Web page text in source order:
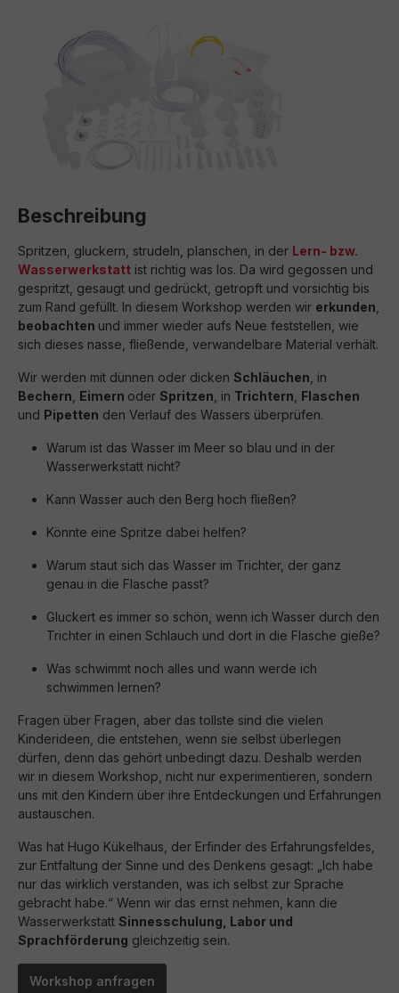
Beschreibung
Spritzen, gluckern, strudeln, planschen, in der Lern- bzw.
Wasserwerkstatt ist richtig was los. Da wird gegossen und
gespritzt, gesaugt und gedrückt, getropft und vorsichtig bis
zum Rand gefüllt. In diesem Workshop werden wir erkunden
beobachten und immer wieder aufs Neue feststellen, wie
sich dieses nasse, fließende, verwandelbare Material verhält.
Wir werden mit dünnen oder dicken Schläuchen , in
Bechern Eimern oder Spritzen , in Trichtern Flaschen
und Pipetten den Verlauf des Wassers überprüfen.
Warum ist das Wasser im Meer so blau und in der
Wasserwerkstatt nicht?
Kann Wasser auch den Berg hoch fließen?
Könnte eine Spritze dabei helfen?
Warum staut sich das Wasser im Trichter, der ganz
genau in die Flasche passt?
Gluckert es immer so schön, wenn ich Wasser durch den
Trichter in einen Schlauch und dort in die Flasche gieße?
Was schwimmt noch alles und wann werde ich
schwimmen lernen?
Fragen über Fragen, aber das tollste sind die vielen
Kinderideen, die entstehen, wenn sie selbst überlegen
dürfen, denn das gehört unbedingt dazu. Deshalb werden
wir in diesem Workshop, nicht nur experimentieren, sondern
uns mit den Kindern über ihre Entdeckungen und Erfahrungen
austauschen.
Was hat Hugo Kükelhaus, der Erfinder des Erfahrungsfeldes,
zur Entfaltung der Sinne und des Denkens gesagt: „Ich habe
nur das wirklich verstanden, was ich selbst zur Sprache
gebracht habe.“ Wenn wir das ernst nehmen, kann die
Wasserwerkstatt Sinnesschulung, Labor und
Sprachförderung gleichzeitig sein.
Workshop anfragen